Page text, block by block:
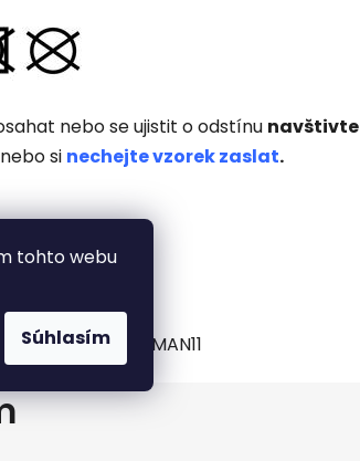
tohto webu
Súhlasím
nebo se ujistit o odstínu navštivte
nebo si nechejte vzorek zaslat.
132171/MAN11